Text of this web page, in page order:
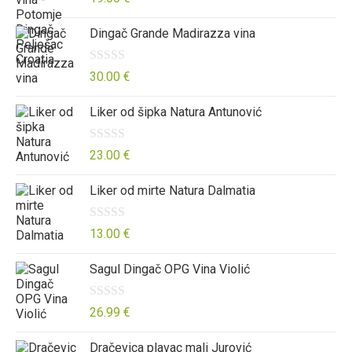
o
d
5
e
n
o
o
d
5
j
e
n
e
n
o
o
d
5
Dingač Grande Madirazza vina
O
j
e
n
e
n
o
o
d
5
30.00 €
Liker od šipka Natura Antunović
O
j
e
n
e
n
o
o
23.00 €
Liker od mirte Natura Dalmatia
O
j
e
n
e
13.00 €
Sagul Dingač OPG Vina Violić
O
j
26.99 €
Dračevica plavac mali Jurović